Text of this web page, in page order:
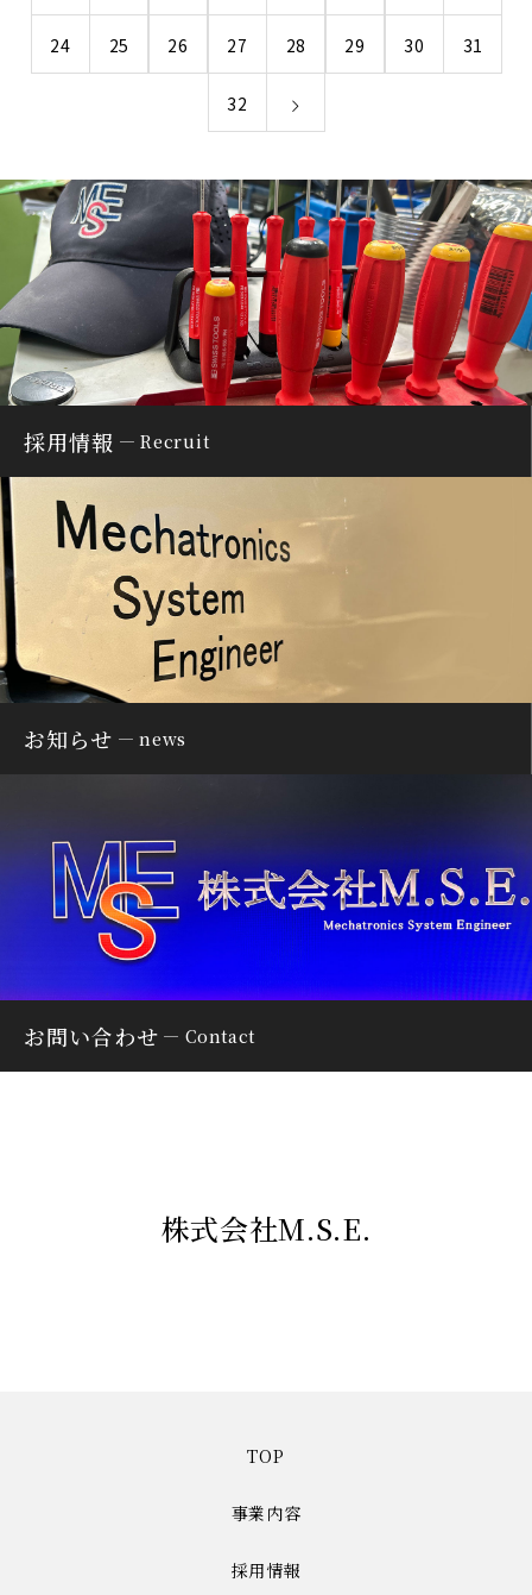
24 25 26 27 28 29 30 31
32
採用情報 Recruit
お知らせ news
お問い合わせ Contact
株式会社M.S.E.
TOP
事業内容
採用情報